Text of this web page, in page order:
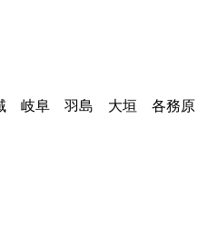
岐阜 羽島 大垣 各務原